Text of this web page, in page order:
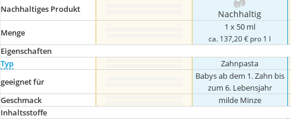
Nachhaltiges Produkt Nachhaltig
Menge
1 x 50 ml
ca. 137,20 € pro 1 l
Eigenschaften
Typ
Zahnpasta
geeignet für
Babys ab dem 1. Zahn bis
zum 6. Lebensjahr
Geschmack
milde Minze
Inhaltsstoffe